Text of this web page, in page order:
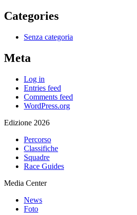
Categories
Senza categoria
Meta
Log in
Entries feed
Comments feed
WordPress.org
Edizione 2026
Percorso
Classifiche
Squadre
Race Guides
Media Center
News
Foto